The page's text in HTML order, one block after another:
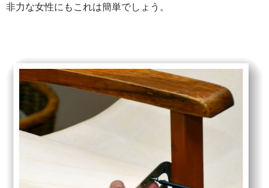
非力な女性にもこれは簡単でしょう。